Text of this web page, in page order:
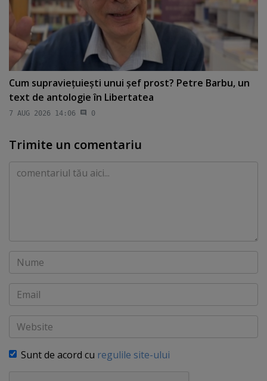
Cum supravieţuieşti unui şef prost? Petre Barbu, un
text de antologie în Libertatea
7 AUG 2026 14:06 0
Trimite un comentariu
Comentariu
Nume
Email
Website
Sunt de acord cu regulile site-ului